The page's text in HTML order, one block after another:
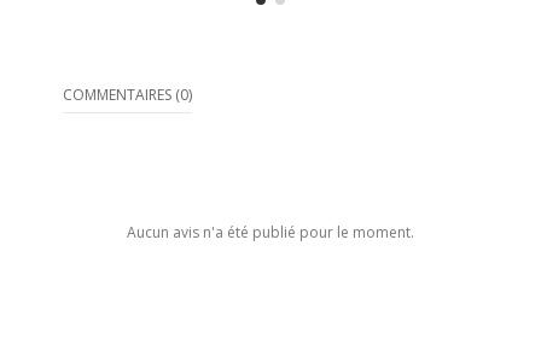
COMMENTAIRES (0)
Aucun avis n'a été publié pour le moment.